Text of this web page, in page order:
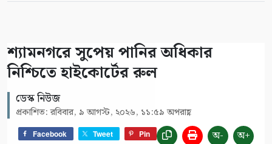
শ্যামনগরে সুপেয় পানির অধিকার
নিশ্চিতে হাইকোর্টের রুল
ডেস্ক নিউজ
প্রকাশিত: রবিবার, ৯ আগস্ট, ২০২৬, ১১:৫৯ অপরাহ্ণ
Facebook Tweet Pin অ- অ+